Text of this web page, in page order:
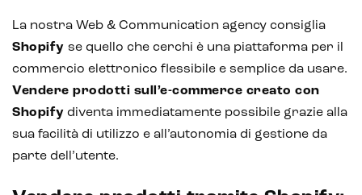
La nostra Web & Communication agency consiglia
Shopify se quello che cerchi è una piattaforma per il
commercio elettronico flessibile e semplice da usare.
Vendere prodotti sull’e-commerce creato con
Shopify diventa immediatamente possibile grazie alla
sua facilità di utilizzo e all’autonomia di gestione da
parte dell’utente.